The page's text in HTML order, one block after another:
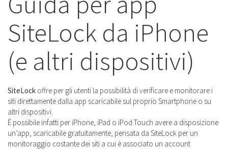
SiteLock da iPhone
(e altri dispositivi)
SiteLock offre per gli utenti la possibilità di verificare e monitorare i
siti direttamente dalla app scaricabile sul proprio Smartphone o su
altri dispositivi.
È possibile infatti per iPhone, iPad o iPod Touch avere a disposizione
un’app, scaricabile gratuitamente, pensata da SiteLock per un
monitoraggio costante dei siti a cui è associato un account